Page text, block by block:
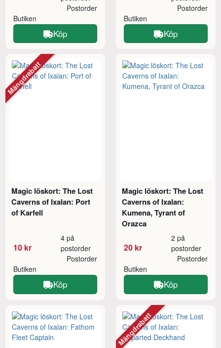
Butiken
Postorder
Köp
Butiken
Postorder
Köp
Magic löskort: The Lost
Caverns of Ixalan: Port
of Karfell
10 kr
4 på
postorder
Butiken
Postorder
Köp
Mängdrabatt
Magic löskort: The Lost
Caverns of Ixalan:
Kumena, Tyrant of
Orazca
20 kr
2 på
postorder
Butiken
Postorder
Köp
Mängdrabatt